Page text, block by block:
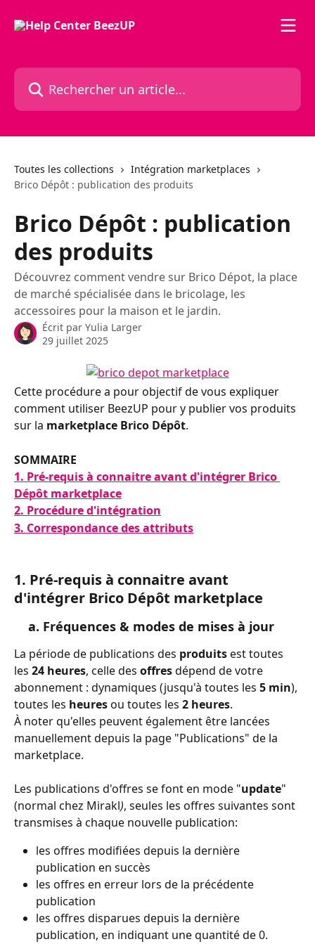
Rechercher un article...
Toutes les collections
Intégration marketplaces
Brico Dépôt : publication des produits
Brico Dépôt : publication
des produits
Découvrez comment vendre sur Brico Dépot, la place
de marché spécialisée dans le bricolage, les
accessoires pour la maison et le jardin.
Écrit par Yulia Larger
29 juillet 2025
Cette procédure a pour objectif de vous expliquer
comment utiliser BeezUP pour y publier vos produits
sur la marketplace Brico Dépôt.
SOMMAIRE
1. Pré-requis à connaitre avant d'intégrer Brico
Dépôt marketplace
2. Procédure d'intégration
3. Correspondance des attributs
1. Pré-requis à connaitre avant
d'intégrer Brico Dépôt marketplace
    a. Fréquences & modes de mises à jour
La période de publications des produits est toutes
les 24 heures, celle des offres dépend de votre
abonnement : dynamiques (jusqu'à toutes les 5 min),
toutes les heures ou toutes les 2 heures.
À noter qu'elles peuvent également être lancées
manuellement depuis la page "Publications" de la
marketplace.
Les publications d'offres se font en mode "update"
(normal chez Mirakl), seules les offres suivantes sont
transmises à chaque nouvelle publication:
les offres modifiées depuis la dernière
publication en succès
les offres en erreur lors de la précédente
publication
les offres disparues depuis la dernière
publication, en indiquant une quantité de 0.